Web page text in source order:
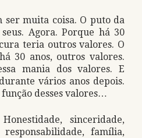
ser muita coisa. O puto da
Agora. Porque há 30
teria outros valores. O
30 anos, outros valores.
mania dos valores. E
vários anos depois.
desses valores…
sinceridade,
família,